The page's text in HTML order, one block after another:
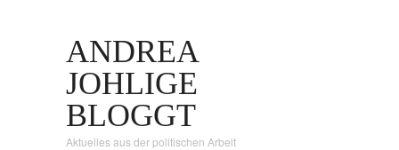
ANDREA
JOHLIGE
BLOGGT
Aktuelles aus der politischen Arbeit